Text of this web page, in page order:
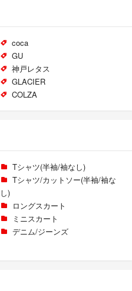
coca
GU
神戸レタス
GLACIER
COLZA
Tシャツ(半袖/袖なし)
Tシャツ/カットソー(半袖/袖な
し)
ロングスカート
ミニスカート
デニム/ジーンズ